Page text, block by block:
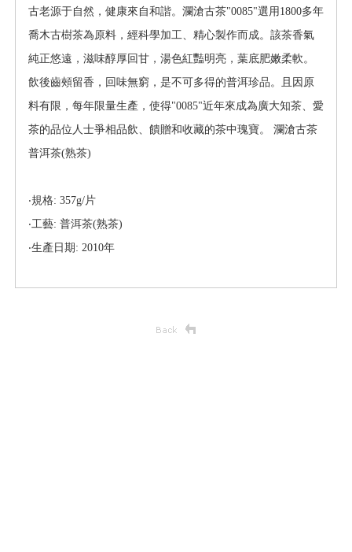
古老源于自然，健康來自和諧。瀾滄古茶"0085"選用1800多年
喬木古樹茶為原料，經科學加工、精心製作而成。該茶香氣
純正悠遠，滋味醇厚回甘，湯色紅豔明亮，葉底肥嫩柔軟。
飲後齒頰留香，回味無窮，是不可多得的普洱珍品。且因原
料有限，每年限量生產，使得"0085"近年來成為廣大知茶、愛
茶的品位人士爭相品飲、饋贈和收藏的茶中瑰寶。 瀾滄古茶
普洱茶(熟茶)
‧規格: 357g/片
‧工藝: 普洱茶(熟茶)
‧生產日期: 2010年